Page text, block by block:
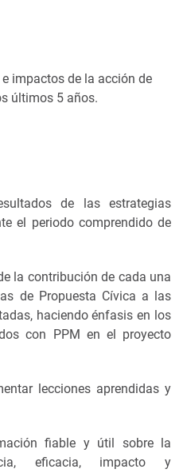
impactos de la acción de
últimos 5 años.
de las estrategias
el periodo comprendido de
la contribución de cada una
de Propuesta Cívica a las
haciendo énfasis en los
con PPM en el proyecto
lecciones aprendidas y
fiable y útil sobre la
eficacia, impacto y